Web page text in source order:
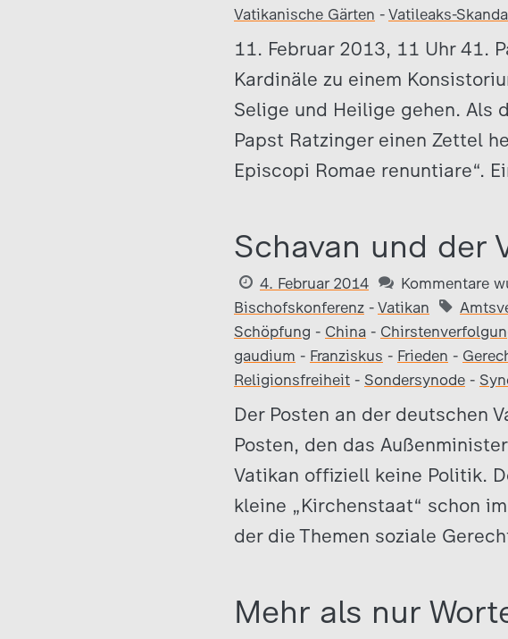
Vatikanische Gärten - Vatileaks-
11. Februar 2013, 11 Uhr 41.
Kardinäle zu einem
Selige und Heilige gehen. Als
Papst Ratzinger einen Zettel
Episcopi Romae renuntiare“.
Schavan und der
4. Februar 2014 Kommentare
Bischofskonferenz - Vatikan
Schöpfung - China -
gaudium - Franziskus - Frieden -
Religionsfreiheit - Sondersynode -
Der Posten an der deutschen
Posten, den das
Vatikan offiziell keine Politik.
kleine „Kirchenstaat“ schon
der die Themen soziale
Mehr als nur